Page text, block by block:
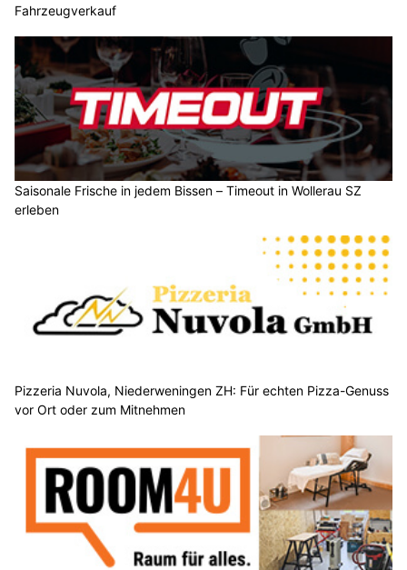
Fahrzeugverkauf
Saisonale Frische in jedem Bissen – Timeout in Wollerau SZ
erleben
Pizzeria Nuvola, Niederweningen ZH: Für echten Pizza-Genuss
vor Ort oder zum Mitnehmen